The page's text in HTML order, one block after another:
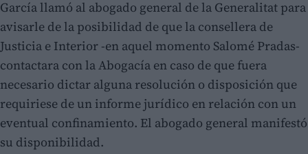
García llamó al abogado general de la Generalitat para
avisarle de la posibilidad de que la consellera de
Justicia e Interior -en aquel momento Salomé Pradas-
contactara con la Abogacía en caso de que fuera
necesario dictar alguna resolución o disposición que
requiriese de un informe jurídico en relación con un
eventual confinamiento. El abogado general manifestó
su disponibilidad.